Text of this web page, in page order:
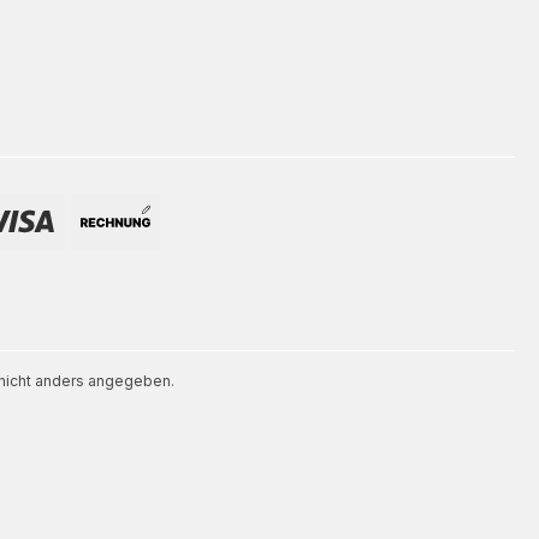
anders angegeben.